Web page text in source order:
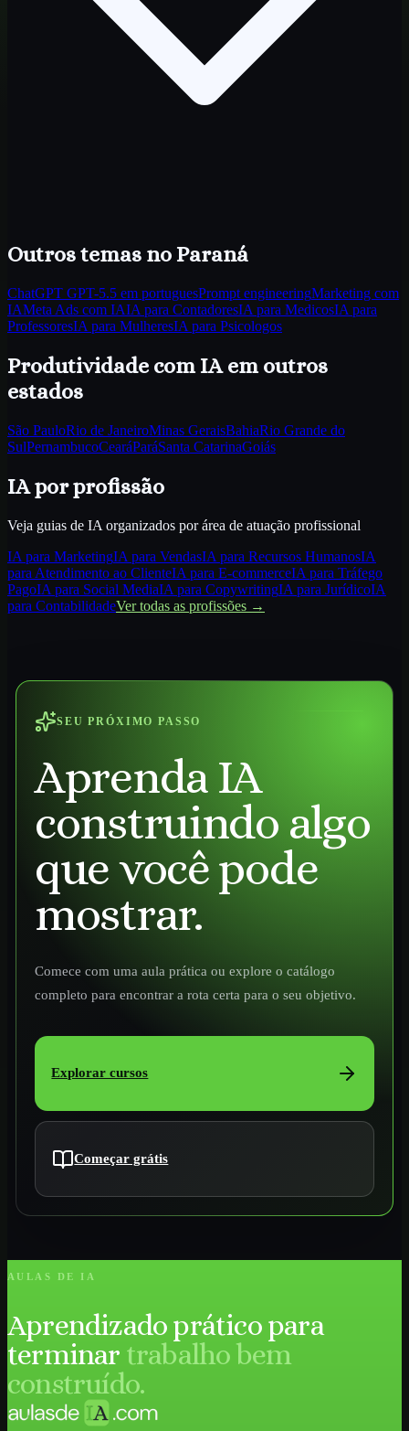
Outros temas no Paraná
ChatGPT GPT-5.5 em portuguesPrompt engineeringMarketing com
IAMeta Ads com IAIA para ContadoresIA para MedicosIA para
ProfessoresIA para MulheresIA para Psicologos
Produtividade com IAem outros
estados
São PauloRio de JaneiroMinas GeraisBahiaRio Grande do
SulPernambucoCearáParáSanta CatarinaGoiás
IA por profissão
Veja guias de IA organizados por área de atuação profissional
IA para MarketingIA para VendasIA para Recursos HumanosIA
para Atendimento ao ClienteIA para E-commerceIA para Tráfego
PagoIA para Social MediaIA para CopywritingIA para JurídicoIA
para ContabilidadeVer todas as profissões →
SEU PRÓXIMO PASSO
Aprenda IA
construindo algo
que você pode
mostrar.
Comece com uma aula prática ou explore o catálogo
completo para encontrar a rota certa para o seu objetivo.
Explorar cursos
Começar grátis
AULAS DE IA
Aprendizado prático para
terminar trabalho bem
construído.